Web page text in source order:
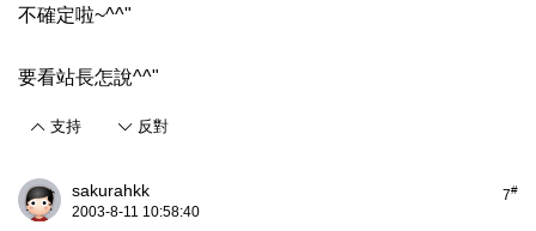
不確定啦~^^"
要看站長怎說^^"
支持 反對
7#
sakurahkk
2003-8-11 10:58:40